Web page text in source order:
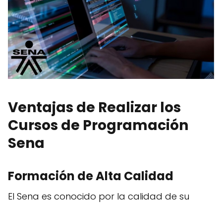
Ventajas de Realizar los
Cursos de Programación
Sena
Formación de Alta Calidad
El Sena es conocido por la calidad de su